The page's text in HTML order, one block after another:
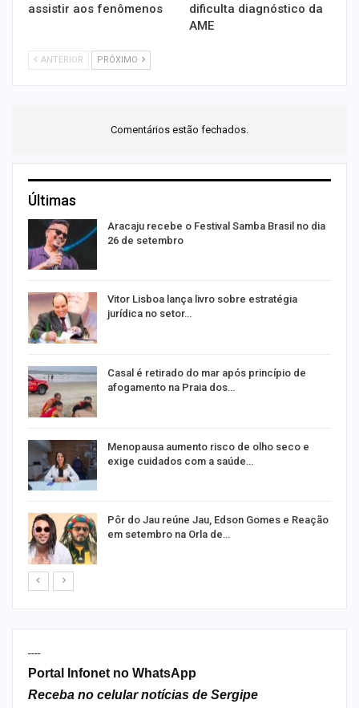
assistir aos fenômenos
dificulta diagnóstico da
AME
ANTERIOR PRÓXIMO
Comentários estão fechados.
Últimas
Aracaju recebe o Festival Samba Brasil no dia
26 de setembro
Vitor Lisboa lança livro sobre estratégia
jurídica no setor…
Casal é retirado do mar após princípio de
afogamento na Praia dos…
Menopausa aumento risco de olho seco e
exige cuidados com a saúde…
Pôr do Jau reúne Jau, Edson Gomes e Reação
em setembro na Orla de…
----
Portal Infonet no WhatsApp
Receba no celular notícias de Sergipe